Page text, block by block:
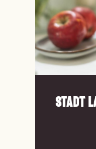
Stadt